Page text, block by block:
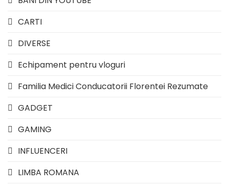
CARTI
DIVERSE
Echipament pentru vloguri
Familia Medici Conducatorii Florentei Rezumate
GADGET
GAMING
INFLUENCERI
LIMBA ROMANA